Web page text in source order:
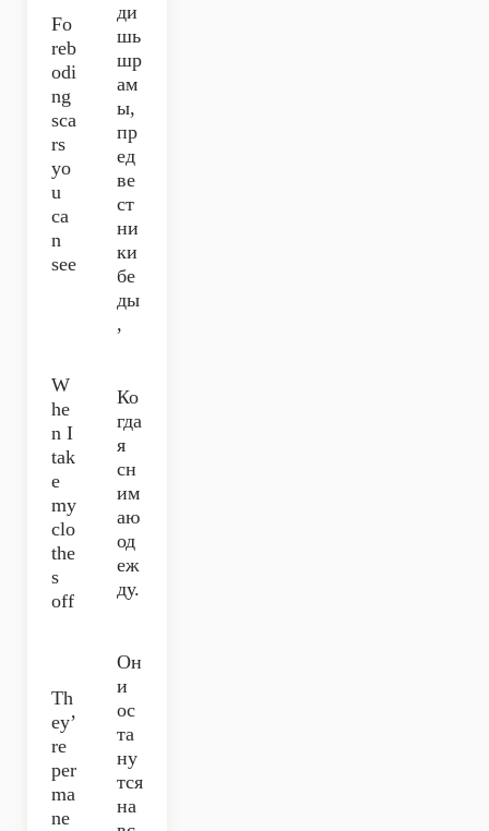
Fo
reb
odi
ng
sca
rs
yo
u
ca
n
see
ди
шь
шр
ам
ы,
пр
ед
ве
ст
ни
ки
бе
ды
,
W
he
n I
tak
e
my
clo
the
s
off
Ко
гда
я
сн
им
аю
од
еж
ду.
Th
ey’
re
per
ma
ne
Он
и
ос
та
ну
тся
на